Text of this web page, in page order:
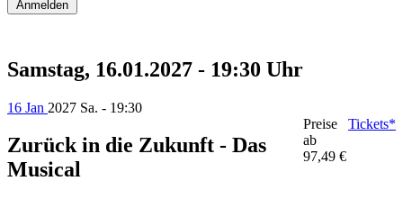
Anmelden
Samstag, 16.01.2027 - 19:30 Uhr
16 Jan 2027 Sa. - 19:30
Zurück in die Zukunft - Das
Musical
Preise
ab
97,49 €
Tickets*